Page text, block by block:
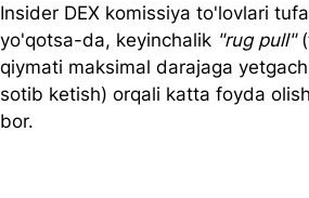
Insider DEX komissiya to'lovlari
yo'qotsa-da, keyinchalik "rug pull"
qiymati maksimal darajaga
sotib ketish) orqali katta foyda
bor.